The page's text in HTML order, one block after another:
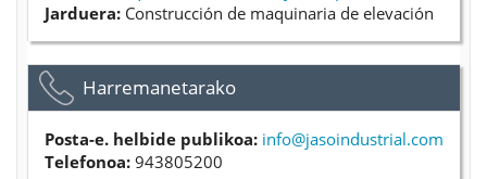
Jarduera: Construcción de maquinaria de elevación
Ezkutatu
Harremanetarako
Posta-e. helbide publikoa: info@jasoindustrial.com
Telefonoa: 943805200